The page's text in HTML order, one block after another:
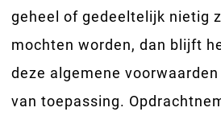
geheel of gedeeltelijk nietig
mochten worden, dan blijft
deze algemene
van toepassing.